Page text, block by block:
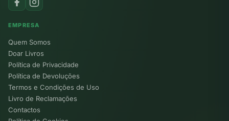
EMPRESA
Quem Somos
Doar Livros
Política de Privacidade
Política de Devoluções
Termos e Condições de Uso
Livro de Reclamações
Contactos